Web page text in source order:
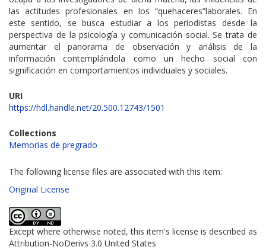
las actitudes profesionales en los “quehaceres”laborales. En
este sentido, se busca estudiar a los periodistas desde la
perspectiva de la psicología y comunicación social. Se trata de
aumentar el panorama de observación y análisis de la
información contemplándola como un hecho social con
significación en comportamientos individuales y sociales.
URI
https://hdl.handle.net/20.500.12743/1501
Collections
Memorias de pregrado
The following license files are associated with this item:
Original License
Except where otherwise noted, this item's license is described as
Attribution-NoDerivs 3.0 United States